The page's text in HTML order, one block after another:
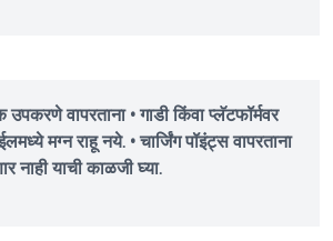
वापरताना • गाडी किंवा प्लॅटफॉर्मवर
मग्न राहू नये. • चार्जिंग पॉइंट्स वापरताना
नाही याची काळजी घ्या.